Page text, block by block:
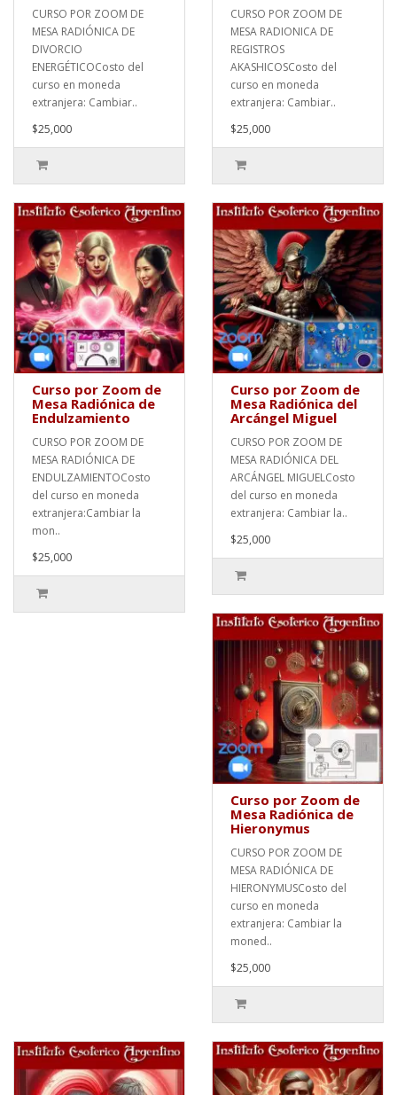
CURSO POR ZOOM DE
MESA RADIÓNICA DE
DIVORCIO
ENERGÉTICOCosto del
curso en moneda
extranjera: Cambiar..
$25,000
CURSO POR ZOOM DE
MESA RADIONICA DE
REGISTROS
AKASHICOSCosto del
curso en moneda
extranjera: Cambiar..
$25,000
Curso por Zoom de
Mesa Radiónica de
Endulzamiento
CURSO POR ZOOM DE
MESA RADIÓNICA DE
ENDULZAMIENTOCosto
del curso en moneda
extranjera:Cambiar la
mon..
$25,000
Curso por Zoom de
Mesa Radiónica del
Arcángel Miguel
CURSO POR ZOOM DE
MESA RADIÓNICA DEL
ARCÁNGEL MIGUELCosto
del curso en moneda
extranjera: Cambiar la..
$25,000
Curso por Zoom de
Mesa Radiónica de
Hieronymus
CURSO POR ZOOM DE
MESA RADIÓNICA DE
HIERONYMUSCosto del
curso en moneda
extranjera: Cambiar la
moned..
$25,000